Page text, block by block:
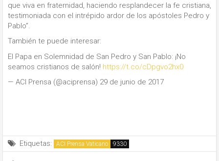
que viva en fraternidad, haciendo resplandecer la fe cristiana,
testimoniada con el intrépido ardor de los apóstoles Pedro y
Pablo”.
También te puede interesar:
El Papa en Solemnidad de San Pedro y San Pablo: ¡No
seamos cristianos de salón! https://t.co/cDpgvo2hx0
— ACI Prensa (@aciprensa) 29 de junio de 2017
Etiquetas: ACI Prensa Vaticano